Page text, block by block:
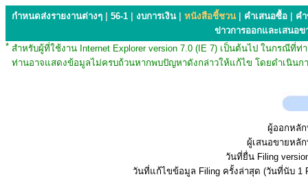
กำหนดส่งรายงานต่างๆ 56-1 งบการเงิน หนังสือชี้ชวน คำเสนอซื้อ
ค
ข่าวการออกและเสนอข
* สำหรับผู้ที่ใช้งาน Internet Explorer version 7.0 (IE 7) เป็นต้นไป ในกรณี
ท่านอาจแสดงข้อมูลไม่ครบถ้วนหากพบปัญหาดังกล่าวให้แก้ไข โดยดำเนินก
ผู้ออกหลั
ผู้เสนอขายหลั
วันที่ยื่น Filing
วันที่แก้ไขข้อมูล Filing ครั้งล่าสุด (วันที่นับ 1